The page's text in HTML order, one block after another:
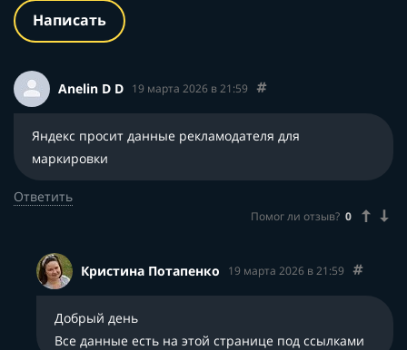
Написать
Anelin D D 19 марта 2026 в 21:59
Яндекс просит данные рекламодателя для
маркировки
Ответить
Помог ли отзыв? 0
Кристина Потапенко 19 марта 2026 в 21:59
Добрый день
Все данные есть на этой странице под ссылками